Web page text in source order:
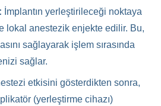
İmplantın yerleştirileceği noktaya
lokal anestezik enjekte edilir. Bu,
sağlayarak işlem sırasında
sağlar.
etkisini gösterdikten sonra,
(yerleştirme cihazı)